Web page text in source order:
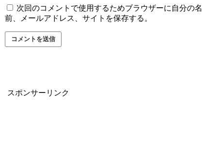
次回のコメントで使用するためブラウザーに自分の名
前、メールアドレス、サイトを保存する。
スポンサーリンク